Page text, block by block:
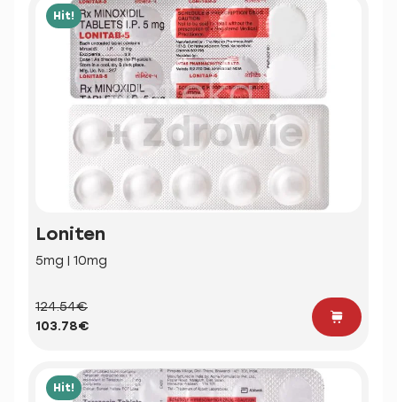
Hit!
Loniten
5mg | 10mg
124.54€
103.78€
Hit!